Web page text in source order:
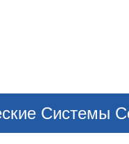
КОМПАНИИ
Системы